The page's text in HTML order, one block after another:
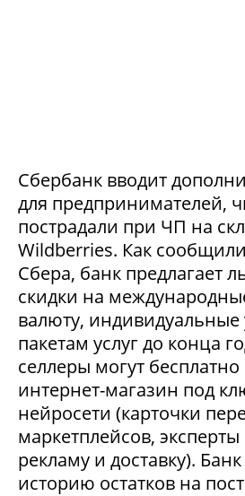
Сбербанк вводит
для предпринимателей,
пострадали при ЧП на
Wildberries. Как
Сбера, банк предлагает
скидки на
валюту, индивидуальные
пакетам услуг до конца
селлеры могут бесплатно
интернет-магазин под
нейросети (карточки
маркетплейсов,
рекламу и доставку).
историю остатков на